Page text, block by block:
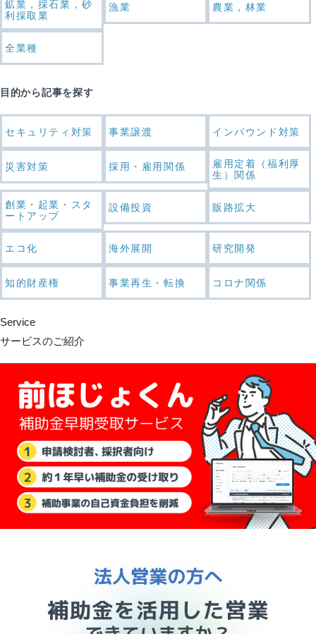
鉱業，採石業，砂
利採取業
漁業 農業，林業
全業種
目的から記事を探す
セキュリティ対策 事業譲渡 インバウンド対策
災害対策 採用・雇用関係
雇用定着（福利厚
生）関係
創業・起業・スタ
ートアップ
設備投資 販路拡大
エコ化 海外展開 研究開発
知的財産権 事業再生・転換 コロナ関係
Service
サービスのご紹介